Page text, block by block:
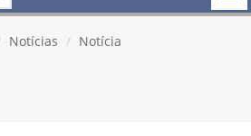
Notícias Notícia